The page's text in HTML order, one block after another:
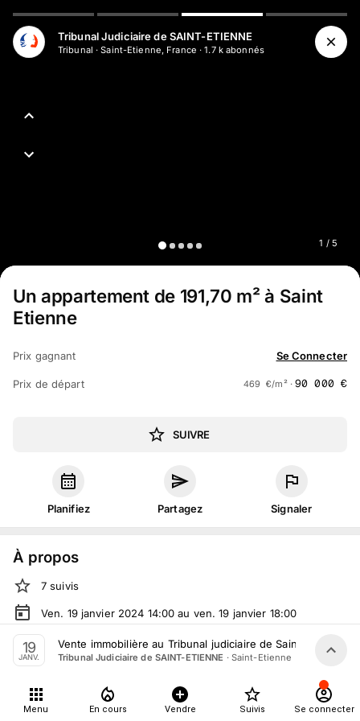
1 / 5
Tribunal Judiciaire de SAINT-ETIENNE
Tribunal ·Saint-Etienne, France ·1.7 kabonnés
Un appartement de 191,70 m² à Saint
Etienne
Prix gagnant Se Connecter
Prix de départ 469 €/m² ·90 000 €
SUIVRE
Planifiez Partagez Signaler
À propos
7 suivis
Ven. 19 janvier 2024 14:00 au ven. 19 janvier 18:00
Vente judiciaireorganiséepar
Tribunal Judiciaire de SAINT-
ETIENNE
France
Tout le monde peut participer
19
JANV.
Vente immobilière au Tribunal judiciaire de Saint-Étienne le
Tribunal Judiciaire de SAINT-ETIENNE · Saint-Etienne
Menu En cours Vendre Suivis Se connecter